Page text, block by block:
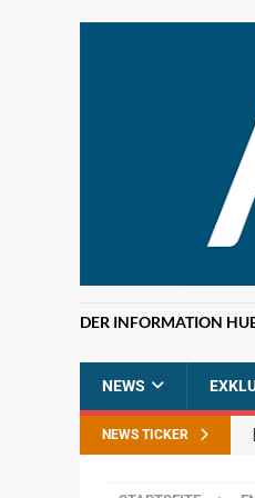
DER INFORMATION
NEWS
NEWS TICKER